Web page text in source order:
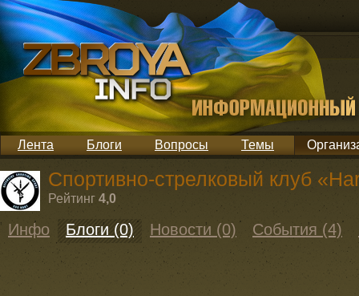
Лента Блоги Вопросы Темы
Спортивно-стрелковый клуб
Рейтинг 4,0
Инфо Блоги (0) Новости (0) События (4)